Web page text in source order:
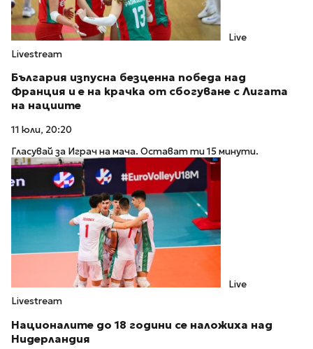
Live
Livestream
България изпусна безценна победа над
Франция и е на крачка от сбогуване с Лигата
на нациите
11 юли, 20:20
Гласувай за Играч на мача. Остават ти 15 минути.
Live
Livestream
Националите до 18 години се наложиха над
Нидерландия